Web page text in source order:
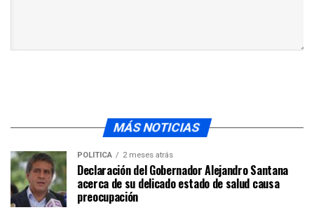
MÁS NOTICIAS
POLÍTICA 2 meses atrás
Declaración del Gobernador Alejandro Santana
acerca de su delicado estado de salud causa
preocupación